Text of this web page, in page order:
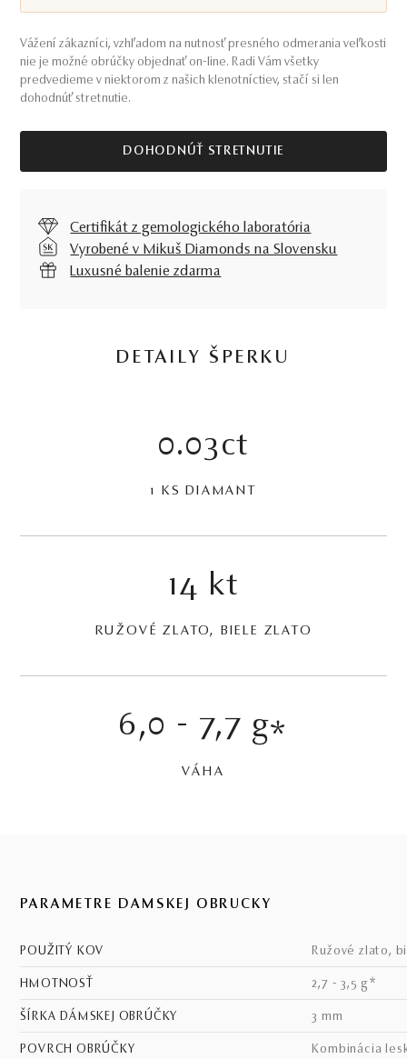
Vážení zákazníci, vzhľadom na nutnosť presného odmerania veľkosti
nie je možné obrúčky objednať on-line. Radi Vám všetky
predvedieme v niektorom z našich klenotníctiev, stačí si len
dohodnúť stretnutie.
DOHODNÚŤ STRETNUTIE
Certifikát z gemologického laboratória
Vyrobené v Mikuš Diamonds na Slovensku
Luxusné balenie zdarma
DETAILY ŠPERKU
0.03ct
1 KS DIAMANT
14 kt
RUŽOVÉ ZLATO, BIELE ZLATO
6,0 - 7,7 g*
VÁHA
PARAMETRE DÁMSKEJ OBRÚČKY
POUŽITÝ KOV ružové zlato,
HMOTNOSŤ 2,7 - 3,5 g*
ŠÍRKA DÁMSKEJ OBRÚČKY 3 mm
POVRCH OBRÚČKY kombinácia